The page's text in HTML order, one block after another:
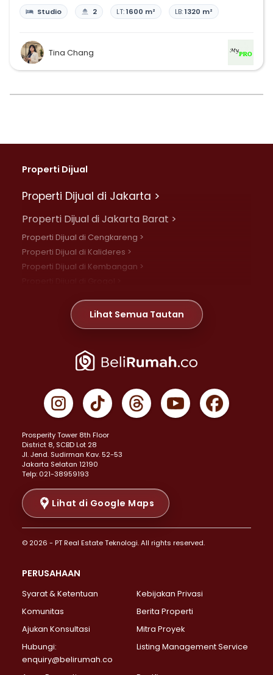
Studio 2 LT:1600 m² LB:1320 m²
Tina Chang
Properti Dijual
Properti Dijual di Jakarta >
Properti Dijual di Jakarta Barat >
Properti Dijual di Cengkareng >
Properti Dijual di Kalideres >
Properti Dijual di Kembangan >
Properti Dijual di Meruya >
Properti Dijual di Jelambar >
Properti Dijual di Jakarta Pusat >
Properti Dijual di Gambir >
Properti Dijual di Johar Baru >
Properti Dijual di Menteng >
Properti Dijual di Senen >
Properti Dijual di Tanah Abang >
Properti Dijual di Cikini >
Properti Dijual di Kramat >
Properti Dijual di Pasar Baru >
Properti Dijual di Bendungan Hilir >
Properti Dijual di Jakarta Selatan >
Properti Dijual di Lebak Bulus >
Properti Dijual di Gandaria Selatan >
Properti Dijual di Pondok Labu >
Properti Dijual di Lenteng Agung >
Properti Dijual di Senayan >
Lihat Semua Tautan
Prosperity Tower 8th Floor
District 8, SCBD Lot 28
JI. Jend. Sudirman Kav. 52-53
Jakarta Selatan 12190
Telp: 021-38959193
Lihat di Google Maps
© 2026 - PT Real Estate Teknologi. All rights reserved.
PERUSAHAAN
Syarat & Ketentuan
Kebijakan Privasi
Komunitas
Berita Properti
Ajukan Konsultasi
Mitra Proyek
Hubungi:
enquiry@belirumah.co
Listing Management Service